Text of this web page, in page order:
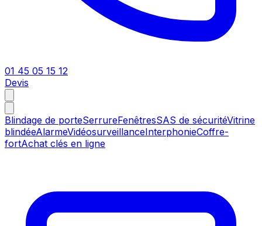
01 45 05 15 12
Devis
Blindage de porteSerrureFenêtresSAS de sécuritéVitrine
blindéeAlarmeVidéosurveillanceInterphonieCoffre-
fortAchat clés en ligne